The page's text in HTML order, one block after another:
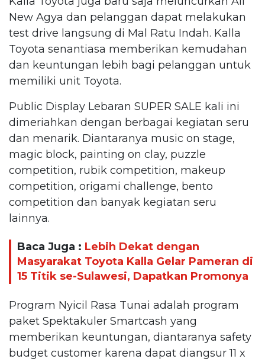
New Agya dan pelanggan dapat melakukan
test drive langsung di Mal Ratu Indah. Kalla
Toyota senantiasa memberikan kemudahan
dan keuntungan lebih bagi pelanggan untuk
memiliki unit Toyota.
Public Display Lebaran SUPER SALE kali ini
dimeriahkan dengan berbagai kegiatan seru
dan menarik. Diantaranya music on stage,
magic block, painting on clay, puzzle
competition, rubik competition, makeup
competition, origami challenge, bento
competition dan banyak kegiatan seru
lainnya.
Baca Juga : Lebih Dekat dengan
Masyarakat Toyota Kalla Gelar Pameran di
15 Titik se-Sulawesi, Dapatkan Promonya
Program Nyicil Rasa Tunai adalah program
paket Spektakuler Smartcash yang
memberikan keuntungan, diantaranya safety
budget customer karena dapat diangsur 11 x